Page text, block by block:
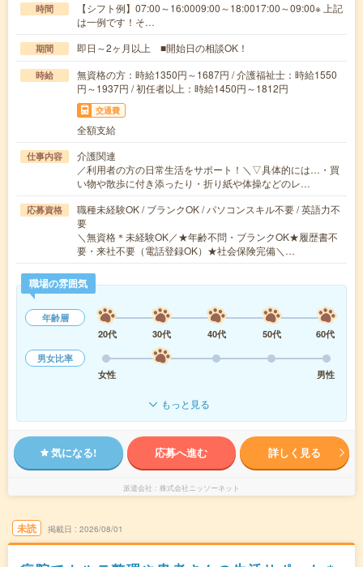
時間
【シフト例】07:00～16:0009:00～18:0017:00～09:00※ 上記
は一例です！そ…
期間 即日～2ヶ月以上 ■開始日の相談OK！
時給
無資格の方：時給1350円～1687円 / 介護福祉士：時給1550
円～1937円 / 初任者以上：時給1450円～1812円
交通費
全額支給
仕事内容
介護関連
／利用者の方の日常生活をサポート！＼▽具体的には…・買
い物や散歩に付き添ったり・折り紙や体操などのレ…
応募資格
職種未経験OK / ブランクOK / パソコンスキル不要 / 英語力不
要
＼無資格＊未経験OK／★年齢不問・ブランクOK★履歴書不
要・来社不要（電話登録OK）★社会保険完備＼…
職場の雰囲気
年齢層
20代
30代 40代 50代
60代
男女比率
女性
男性
もっと見る
気になる! 応募へ進む 詳しく見る
派遣会社 株式会社ニッソーネット
未読 掲載日 2026/08/01